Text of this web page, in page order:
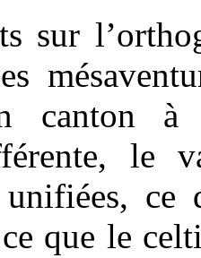
sur
canton à
le
unifiées, ce
que le